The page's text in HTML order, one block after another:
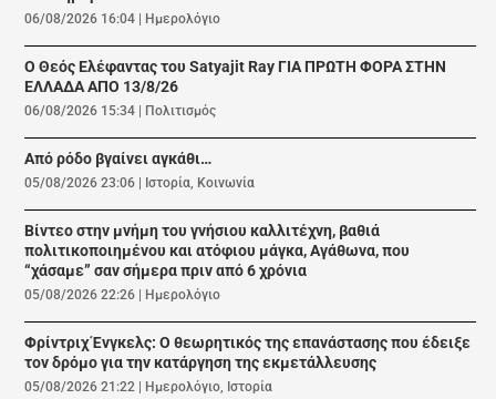
06/08/2026 16:04 Ημερολόγιο
Ο Θεός Ελέφαντας του Satyajit Ray ΓΙΑ ΠΡΩΤΗ ΦΟΡΑ ΣΤΗΝ
ΕΛΛΑΔΑ ΑΠΟ 13/8/26
06/08/2026 15:34 Πολιτισμός
Από ρόδο βγαίνει αγκάθι…
05/08/2026 23:06 Ιστορία, Κοινωνία
Βίντεο στην μνήμη του γνήσιου καλλιτέχνη, βαθιά
πολιτικοποιημένου και ατόφιου μάγκα, Αγάθωνα, που
“χάσαμε” σαν σήμερα πριν από 6 χρόνια
05/08/2026 22:26 Ημερολόγιο
Φρίντριχ Ένγκελς: Ο θεωρητικός της επανάστασης που έδειξε
τον δρόμο για την κατάργηση της εκμετάλλευσης
05/08/2026 21:22 Ημερολόγιο, Ιστορία